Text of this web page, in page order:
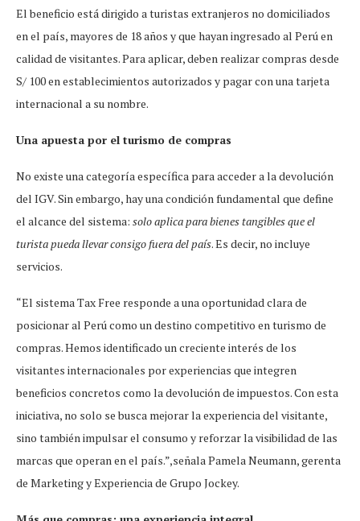
El beneficio está dirigido a turistas extranjeros no domiciliados
en el país, mayores de 18 años y que hayan ingresado al Perú en
calidad de visitantes. Para aplicar, deben realizar compras desde
S/ 100 en establecimientos autorizados y pagar con una tarjeta
internacional a su nombre.
Una apuesta por el turismo de compras
No existe una categoría específica para acceder a la devolución
del IGV. Sin embargo, hay una condición fundamental que define
el alcance del sistema: solo aplica para bienes tangibles que el
turista pueda llevar consigo fuera del país. Es decir, no incluye
servicios.
“El sistema Tax Free responde a una oportunidad clara de
posicionar al Perú como un destino competitivo en turismo de
compras. Hemos identificado un creciente interés de los
visitantes internacionales por experiencias que integren
beneficios concretos como la devolución de impuestos. Con esta
iniciativa, no solo se busca mejorar la experiencia del visitante,
sino también impulsar el consumo y reforzar la visibilidad de las
marcas que operan en el país.”,señala Pamela Neumann, gerenta
de Marketing y Experiencia de Grupo Jockey.